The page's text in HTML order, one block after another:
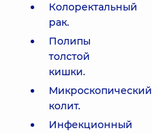
Колоректальный
рак.
Полипы
толстой
кишки.
Микроскопический
колит.
Инфекционный